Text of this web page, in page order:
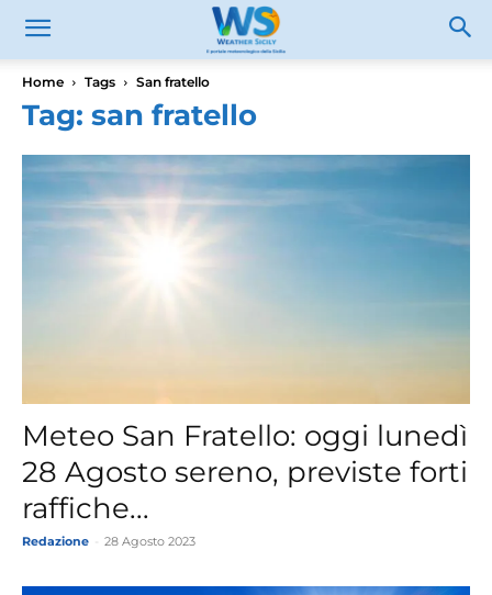
Home Tags San fratello
Tag: san fratello
Meteo San Fratello: oggi lunedì
28 Agosto sereno, previste forti
raffiche...
Redazione 28 Agosto 2023